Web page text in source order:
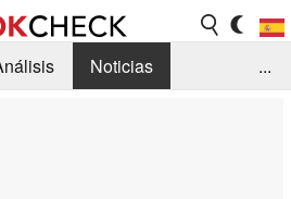
Noticias
...